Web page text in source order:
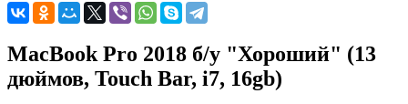
MacBook Pro 2018 б/у "Хороший" (13
дюймов, Touch Bar, i7, 16gb)